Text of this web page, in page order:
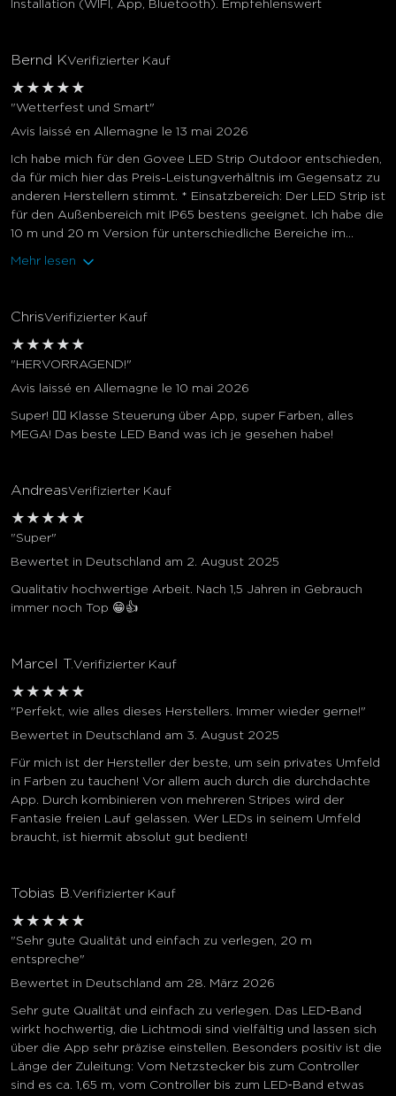
Installation (WIFI, App, Bluetooth). Empfehlenswert
Bernd KVerifizierter Kauf
★ ★ ★ ★ ★
"Wetterfest und Smart"
Avis laissé en Allemagne le 13 mai 2026
Ich habe mich für den Govee LED Strip Outdoor entschieden,
da für mich hier das Preis-Leistungverhältnis im Gegensatz zu
anderen Herstellern stimmt. * Einsatzbereich: Der LED Strip ist
für den Außenbereich mit IP65 bestens geeignet. Ich habe die
10 m und 20 m Version für unterschiedliche Bereiche im...
Mehr lesen
ChrisVerifizierter Kauf
★ ★ ★ ★ ★
"HERVORRAGEND!"
Avis laissé en Allemagne le 10 mai 2026
Super! 👍🏼 Klasse Steuerung über App, super Farben, alles
MEGA! Das beste LED Band was ich je gesehen habe!
AndreasVerifizierter Kauf
★ ★ ★ ★ ★
"Super"
Bewertet in Deutschland am 2. August 2025
Qualitativ hochwertige Arbeit. Nach 1,5 Jahren in Gebrauch
immer noch Top 😁👍
Marcel T.Verifizierter Kauf
★ ★ ★ ★ ★
"Perfekt, wie alles dieses Herstellers. Immer wieder gerne!"
Bewertet in Deutschland am 3. August 2025
Für mich ist der Hersteller der beste, um sein privates Umfeld
in Farben zu tauchen! Vor allem auch durch die durchdachte
App. Durch kombinieren von mehreren Stripes wird der
Fantasie freien Lauf gelassen. Wer LEDs in seinem Umfeld
braucht, ist hiermit absolut gut bedient!
Tobias B. Verifizierter Kauf
★ ★ ★ ★ ★
"Sehr gute Qualität und einfach zu verlegen, 20 m
entspreche"
Bewertet in Deutschland am 28. März 2026
Sehr gute Qualität und einfach zu verlegen. Das LED‑Band
wirkt hochwertig, die Lichtmodi sind vielfältig und lassen sich
über die App sehr präzise einstellen. Besonders positiv ist die
Länge der Zuleitung: Vom Netzstecker bis zum Controller
sind es ca. 1,65 m, vom Controller bis zum LED‑Band etwas
close